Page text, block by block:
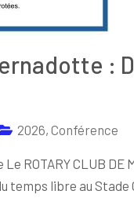
:
2026, Conférence
ROTARY CLUB DE
temps libre au Stade